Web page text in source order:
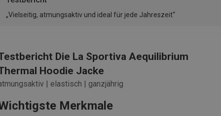
„Vielseitig, atmungsaktiv und ideal für jede Jahreszeit“
Die La Sportiva Aequilibrium
Hoodie Jacke
| elastisch | ganzjährig
Merkmale